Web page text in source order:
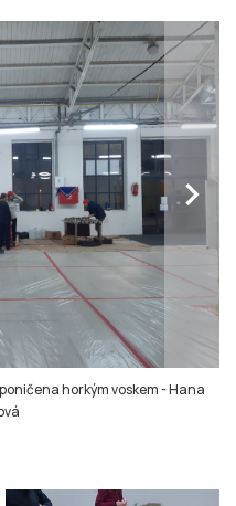
chevron_right
horkým voskem-Hana